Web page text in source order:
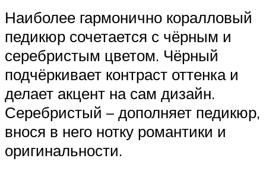
Наиболее гармонично коралловый
педикюр сочетается с чёрным и
серебристым цветом. Чёрный
подчёркивает контраст оттенка и
делает акцент на сам дизайн.
Серебристый – дополняет педикюр,
внося в него нотку романтики и
оригинальности.